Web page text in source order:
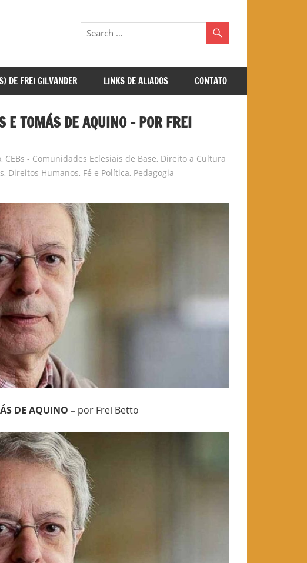
DE FREI GILVANDER LINKS DE ALIADOS CONTATO
E TOMÁS DE AQUINO – POR FREI
, CEBs - Comunidades Eclesiais de Base, Direito a Cultura
, Direitos Humanos, Fé e Política, Pedagogia
DE AQUINO – por Frei Betto